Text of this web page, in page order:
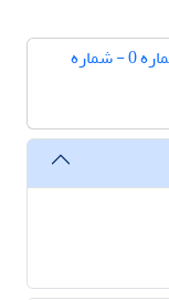
2-173، شماره 0 - شماره